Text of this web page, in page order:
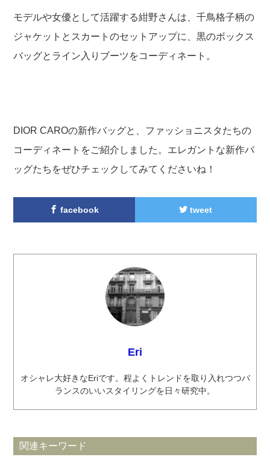
モデルや女優として活躍する紺野さんは、千鳥格子柄の
ジャケットとスカートのセットアップに、黒のボックス
バッグとライン入りブーツをコーディネート。
DIOR CAROの新作バッグと、ファッショニスタたちの
コーディネートをご紹介しました。エレガントな新作バ
ッグたちをぜひチェックしてみてくださいね！
facebook tweet
Eri
オシャレ大好きなEriです。程よくトレンドを取り入れつつバ
ランスのいいスタイリングを日々研究中。
関連キーワード